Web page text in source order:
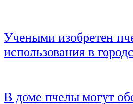
Учеными изобретен
использования в
В доме пчелы могут